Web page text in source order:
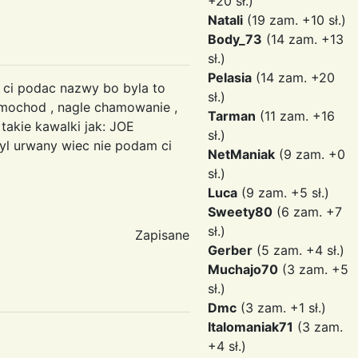
podac nazwy bo byla to
, nagle chamowanie ,
kawalki jak: JOE
urwany wiec nie podam ci
Zapisane
Natali (19 zam. +10 sł.)
Body_73 (14 zam. +13
sł.)
Pelasia (14 zam. +20
sł.)
Tarman (11 zam. +16
sł.)
NetManiak (9 zam. +0
sł.)
Luca (9 zam. +5 sł.)
Sweety80 (6 zam. +7
sł.)
Gerber (5 zam. +4 sł.)
Muchajo70 (3 zam. +5
sł.)
Dmc (3 zam. +1 sł.)
Italomaniak71 (3 zam.
+4 sł.)